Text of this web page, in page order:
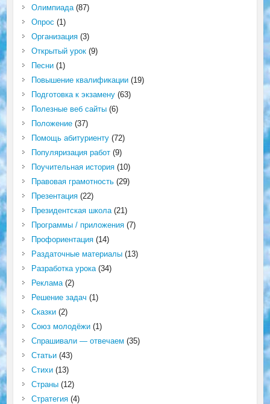
Олимпиада(87)
Опрос (1)
Организация(3)
Открытый урок(9)
Песни(1)
Повышение квалификации(19)
Подготовка к экзамену(63)
Полезные веб сайты(6)
Положение(37)
Помощь абитуриенту(72)
Популяризация работ(9)
Поучительная история(10)
Правовая грамотность(29)
Презентация(22)
Президентская школа(21)
Программы / приложения(7)
Профориентация(14)
Раздаточные материалы(13)
Разработка урока(34)
Реклама(2)
Решение задач (1)
Сказки(2)
Союз молодёжи(1)
Спрашивали — отвечаем (35)
Статьи(43)
Стихи(13)
Страны(12)
Стратегия(4)